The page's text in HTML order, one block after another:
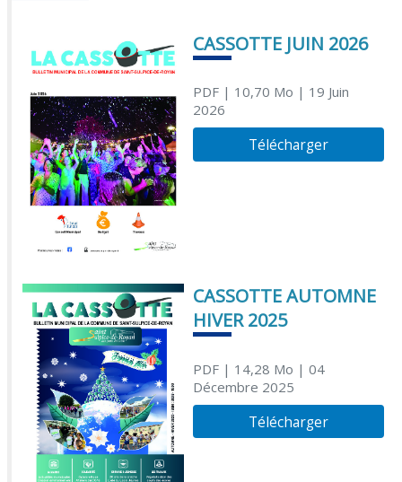
CASSOTTE JUIN 2026
PDF| 10,70 Mo | 19 Juin
2026
Télécharger
CASSOTTE AUTOMNE
HIVER 2025
PDF| 14,28 Mo | 04
Décembre 2025
Télécharger